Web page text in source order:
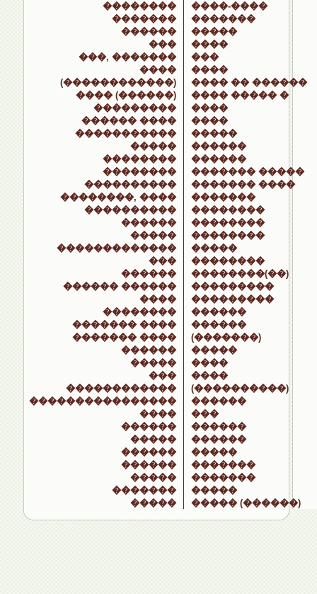
��������
�������
������
���
���, �������
����
(������������)
���� (������)
���������
������ ����
�����������
�����
��������
��������
����������
��������, ����
����������
������
�����
�������������
���
������
������ ������
����
��������
������� ����
������� ����
������
�����
���
������������
����������������
����
������
�����
������
������
�����
�������
�����
����-����
�������
�����
����
���
����
���� �� ������
���� ����� �
����
����
�����
������
������
������� �����
������� ����
�������
��������
��������
��������
�����
��������
��������(��)
���������
���������
������
������
(�������)
�����
����
����
(����������)
������
���
������
������
�����
�������
�������
�����
����� (������)